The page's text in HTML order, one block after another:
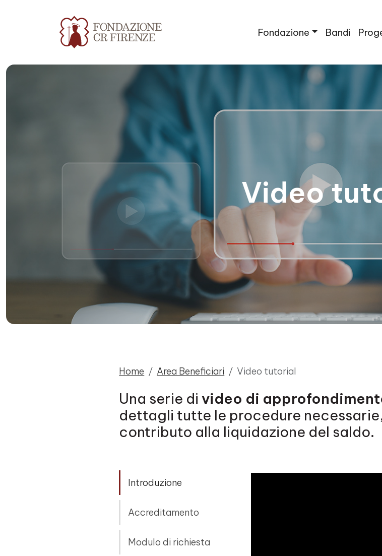
Fondazione Bandi
Video
Home Area Beneficiari Video tutorial
Una serie di video di
dettagli tutte le procedure
contributo alla liquidazione del saldo.
Introduzione
Accreditamento
Modulo di richiesta